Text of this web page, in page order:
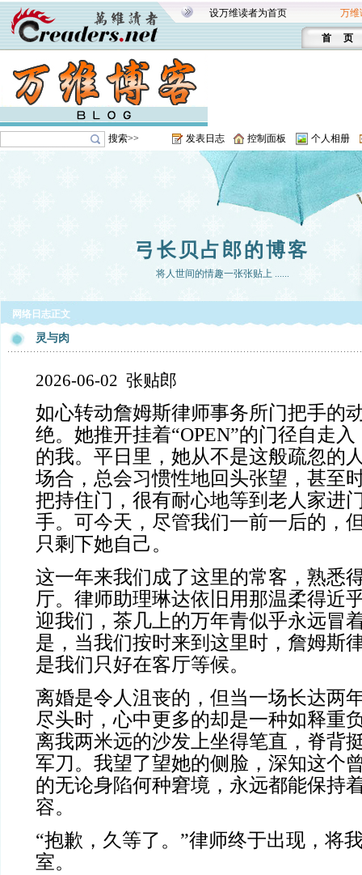
设万维读者为首页 万维
首 页
搜索>> 发表日志 控制面板 个人相册
弓长贝占郎的博客
将人世间的情趣一张张贴上 ......
网络日志正文
灵与肉
2026-06-02 张贴郎
如心转动詹姆斯律师事务所门把手的
绝。她推开挂着“OPEN”的门径自走
的我。平日里，她从不是这般疏忽的
场合，总会习惯性地回头张望，甚至
把持住门，很有耐心地等到老人家进
手。可今天，尽管我们一前一后的，
只剩下她自己。
这一年来我们成了这里的常客，熟悉
厅。律师助理琳达依旧用那温柔得近
迎我们，茶几上的万年青似乎永远冒
是，当我们按时来到这里时，詹姆斯
是我们只好在客厅等候。
离婚是令人沮丧的，但当一场长达两
尽头时，心中更多的却是一种如释重
离我两米远的沙发上坐得笔直，脊背
军刀。我望了望她的侧脸，深知这个
的无论身陷何种窘境，永远都能保持
容。
“抱歉，久等了。”律师终于出现，将
室。